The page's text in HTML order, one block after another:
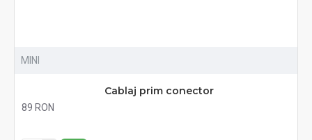
MINI
Cablaj prim conector
89 RON